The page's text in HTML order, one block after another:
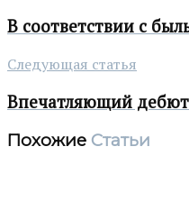
В соответствии с
Следующая статья
Впечатляющий
Похожие Статьи